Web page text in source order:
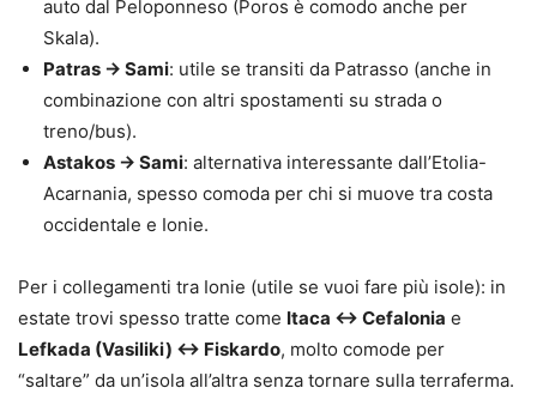
auto dal Peloponneso (Poros è comodo anche per
Skala).
Patras → Sami: utile se transiti da Patrasso (anche in
combinazione con altri spostamenti su strada o
treno/bus).
Astakos → Sami: alternativa interessante dall’Etolia-
Acarnania, spesso comoda per chi si muove tra costa
occidentale e Ionie.
Per i collegamenti tra Ionie (utile se vuoi fare più isole): in
estate trovi spesso tratte come Itaca ↔ Cefalonia e
Lefkada (Vasiliki) ↔ Fiskardo, molto comode per
“saltare” da un’isola all’altra senza tornare sulla terraferma.